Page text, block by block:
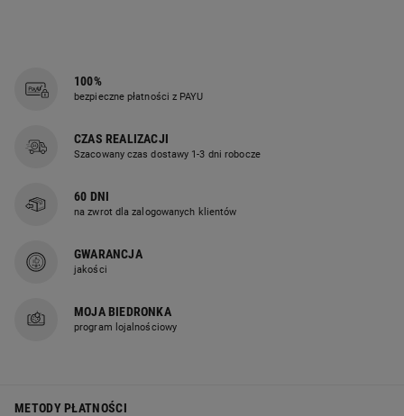
100%
bezpieczne płatności z PAYU
CZAS REALIZACJI
Szacowany czas dostawy 1-3 dni robocze
60 DNI
na zwrot dla zalogowanych klientów
GWARANCJA
jakości
MOJA BIEDRONKA
program lojalnościowy
METODY PŁATNOŚCI